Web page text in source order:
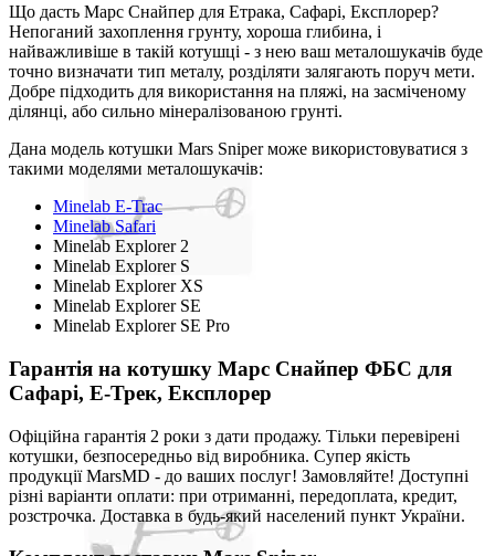
Що дасть Марс Снайпер для Етрака, Сафарі, Експлорер?
Непоганий захоплення грунту, хороша глибина, і
найважливіше в такій котушці - з нею ваш металошукачів буде
точно визначати тип металу, розділяти залягають поруч мети.
Добре підходить для використання на пляжі, на засміченому
ділянці, або сильно мінералізованою грунті.
Дана модель котушки Mars Sniper може використовуватися з
такими моделями металошукачів:
Minelab E-Trac
Minelab Safari
Minelab Explorer 2
Minelab Explorer S
Minelab Explorer XS
Minelab Explorer SE
Minelab Explorer SE Pro
Гарантія на котушку Марс Снайпер ФБС для
Сафарі, Е-Трек, Експлорер
Офіційна гарантія 2 роки з дати продажу. Тільки перевірені
котушки, безпосередньо від виробника. Супер якість
продукції MarsMD - до ваших послуг! Замовляйте! Доступні
різні варіанти оплати: при отриманні, передоплата, кредит,
розстрочка. Доставка в будь-який населений пункт України.